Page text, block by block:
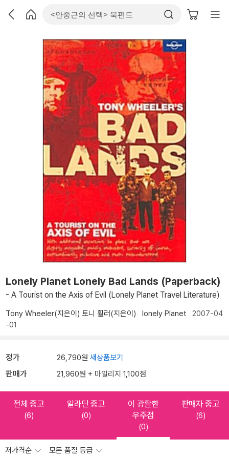
Lonely Planet Lonely Bad Lands (Paperback)
- A Tourist on the Axis of Evil (Lonely Planet Travel Literature)
Tony Wheeler(지은이) 토니 휠러(지은이) lonely Planet 2007-04
-01
정가 26,790원 새상품보기
판매가 21,960원 + 마일리지 1,100점
전체 중고
(6)
알라딘 중고
(0)
이 광활한
우주점
(0)
판매자 중고
(6)
저가격순 모든 품질 등급